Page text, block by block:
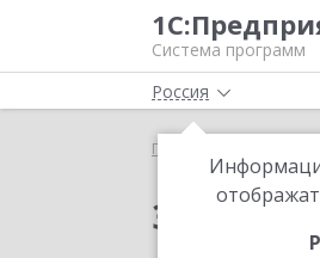
Система программ
Россия
Главная